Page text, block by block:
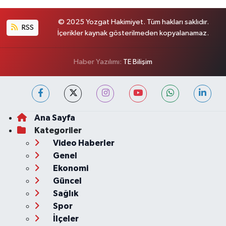
RSS
© 2025 Yozgat Hakimiyet. Tüm hakları saklıdır.
İçerikler kaynak gösterilmeden kopyalanamaz.
Haber Yazılımı: TE Bilişim
Ana Sayfa
Kategoriler
Video Haberler
Genel
Ekonomi
Güncel
Sağlık
Spor
İlçeler